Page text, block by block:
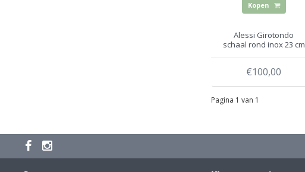
Kopen
Alessi Girotondo
schaal rond inox 23 cm
€100,00
Pagina 1 van 1